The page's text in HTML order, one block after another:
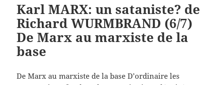
Karl MARX: un sataniste? de
Richard WURMBRAND (6/7)
De Marx au marxiste de la
base
De Marx au marxiste de la base D’ordinaire les